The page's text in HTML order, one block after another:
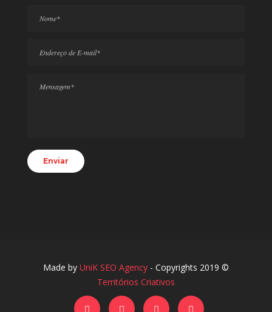
Made by UniK SEO Agency - Copyrights 2019 ©
Territórios Criativos